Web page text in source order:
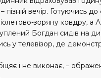
вечір. Готуючись до
зоряну ковдру, а
Богдан сидів на
у телевізор, де
і не виконає, –